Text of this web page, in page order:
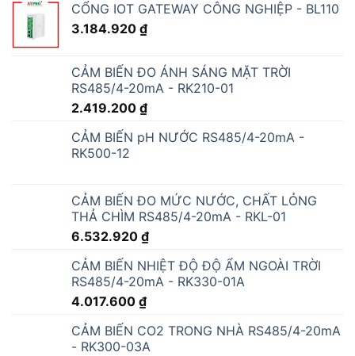
CỔNG IOT GATEWAY CÔNG NGHIỆP - BL110
3.184.920 ₫
CẢM BIẾN ĐO ÁNH SÁNG MẶT TRỜI
RS485/4-20mA - RK210-01
2.419.200 ₫
CẢM BIẾN pH NƯỚC RS485/4-20mA -
RK500-12
CẢM BIẾN ĐO MỨC NƯỚC, CHẤT LỎNG
THẢ CHÌM RS485/4-20mA - RKL-01
6.532.920 ₫
CẢM BIẾN NHIỆT ĐỘ ĐỘ ẨM NGOÀI TRỜI
RS485/4-20mA - RK330-01A
4.017.600 ₫
CẢM BIẾN CO2 TRONG NHÀ RS485/4-20mA
- RK300-03A